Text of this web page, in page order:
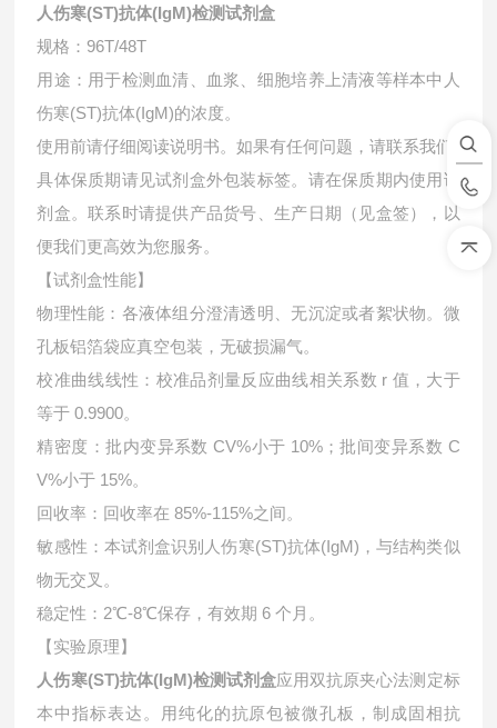
人伤寒(ST)抗体(IgM)检测试剂盒
规格：96T/48T
用途：用于检测血清、血浆、细胞培养上清液等样本中 人
伤寒(ST)抗体(IgM)的浓度。
使用前请仔细阅读说明书。如果有任何问题，请联系我们
具体保质期请见试剂盒外包装标签。请在保质期内使用试
剂盒。联系时请提供产品货号、生产日期（见盒签），以
便我们更高效为您服务。
【试剂盒性能】
物理性能：各液体组分澄清透明、无沉淀或者絮状物。微
孔板铝箔袋应真空包装，无破损漏气。
校准曲线线性：校准品剂量反应曲线相关系数 r 值，大于
等于 0.9900。
精密度：批内变异系数 CV%小于 10%；批间变异系数 C
V%小于 15%。
回收率：回收率在 85%-115%之间。
敏感性：本试剂盒识别人伤寒(ST)抗体(IgM)，与结构类似
物无交叉。
稳定性：2℃-8℃保存，有效期 6 个月。
【实验原理】
人伤寒(ST)抗体(IgM)检测试剂盒应用双抗原夹心法测定标
本中指标表达。用纯化的抗原包被微孔板，制成固相抗